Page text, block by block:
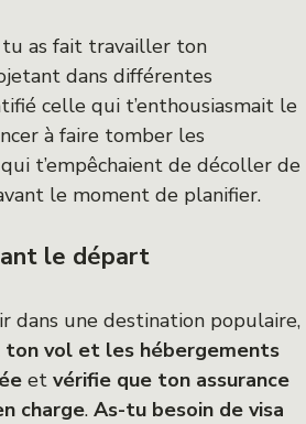
as fait travailler ton
dans différentes
celle qui t’enthousiasmait le
à faire tomber les
t’empêchaient de décoller de
le moment de planifier.
le départ
dans une destination populaire,
vol et les hébergements
et vérifie que ton assurance
charge. As-tu besoin de visa